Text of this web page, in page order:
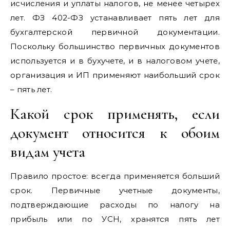
исчисления и уплаты налогов, не менее четырех
лет. ФЗ 402-ФЗ устанавливает пять лет для
бухгалтерской первичной документации.
Поскольку большинство первичных документов
используется и в бухучете, и в налоговом учете,
организация и ИП применяют наибольший срок
– пять лет.
Какой срок применять, если
документ относится к обоим
видам учета
Правило простое: всегда применяется больший
срок. Первичные учетные документы,
подтверждающие расходы по налогу на
прибыль или по УСН, хранятся пять лет